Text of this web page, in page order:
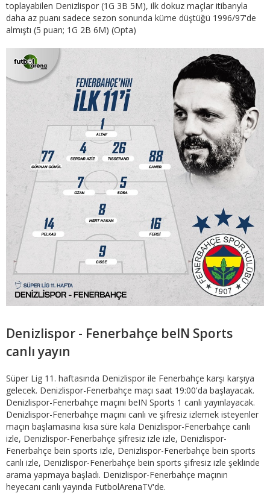
toplayabilen Denizlispor (1G 3B 5M), ilk dokuz maçlar itibarıyla
daha az puanı sadece sezon sonunda küme düştüğü 1996/97'de
almıştı (5 puan; 1G 2B 6M) (Opta)
Denizlispor - Fenerbahçe beIN Sports
canlı yayın
Süper Lig 11. haftasında Denizlispor ile Fenerbahçe karşı karşıya
gelecek. Denizlispor-Fenerbahçe maçı saat 19:00'da başlayacak.
Denizlispor-Fenerbahçe maçını beIN Sports 1 canlı yayınlayacak.
Denizlispor-Fenerbahçe maçını canlı ve şifresiz izlemek isteyenler
maçın başlamasına kısa süre kala Denizlispor-Fenerbahçe canlı
izle, Denizlispor-Fenerbahçe şifresiz izle izle, Denizlispor-
Fenerbahçe bein sports izle, Denizlispor-Fenerbahçe bein sports
canlı izle, Denizlispor-Fenerbahçe bein sports şifresiz izle şeklinde
arama yapmaya başladı. Denizlispor-Fenerbahçe maçının
heyecanı canlı yayında FutbolArenaTV'de.